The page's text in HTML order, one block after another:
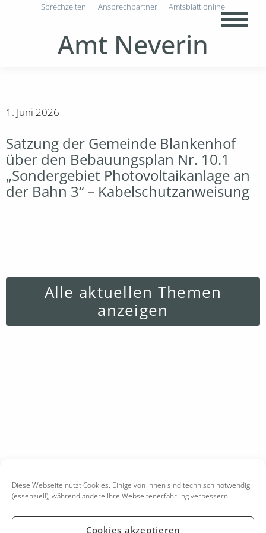
Diese Webseite nutzt Cookies. Einige von ihnen sind technisch notwendig
(essenziell), während andere Ihre Webseitenerfahrung verbessern.
Cookies akzeptieren
Amt Neverin
Sprechzeiten Ansprechpartner Amtsblatt online
1. Juni 2026
Satzung der Gemeinde Blankenhof
über den Bebauungsplan Nr. 10.1
„Sondergebiet Photovoltaikanlage an
der Bahn 3“ – Kabelschutzanweisung
Alle aktuellen Themen
anzeigen